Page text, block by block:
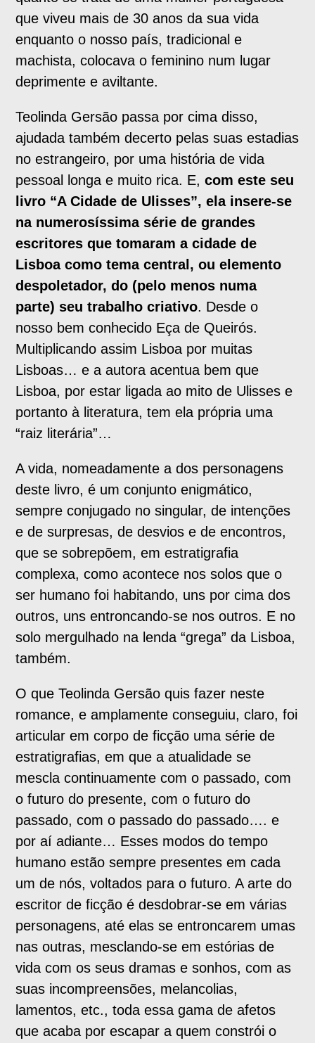
que viveu mais de 30 anos da sua vida
enquanto o nosso país, tradicional e
machista, colocava o feminino num lugar
deprimente e aviltante.
Teolinda Gersão passa por cima disso,
ajudada também decerto pelas suas estadias
no estrangeiro, por uma história de vida
pessoal longa e muito rica. E,com este seu
livro “A Cidade de Ulisses”, ela insere-se
na numerosíssima série de grandes
escritores que tomaram a cidade de
Lisboa como tema central, ou elemento
despoletador, do (pelo menos numa
parte) seu trabalho criativo. Desde o
nosso bem conhecido Eça de Queirós.
Multiplicando assim Lisboa por muitas
Lisboas… e a autora acentua bem que
Lisboa, por estar ligada ao mito de Ulisses e
portanto à literatura, tem ela própria uma
“raiz literária”…
A vida, nomeadamente a dos personagens
deste livro, é um conjunto enigmático,
sempre conjugado no singular, de intenções
e de surpresas, de desvios e de encontros,
que se sobrepõem, em estratigrafia
complexa, como acontece nos solos que o
ser humano foi habitando, uns por cima dos
outros, uns entroncando-se nos outros. E no
solo mergulhado na lenda “grega” da Lisboa,
também.
O que Teolinda Gersão quis fazer neste
romance, e amplamente conseguiu, claro, foi
articular em corpo de ficção uma série de
estratigrafias, em que a atualidade se
mescla continuamente com o passado, com
o futuro do presente, com o futuro do
passado, com o passado do passado…. e
por aí adiante… Esses modos do tempo
humano estão sempre presentes em cada
um de nós, voltados para o futuro. A arte do
escritor de ficção é desdobrar-se em várias
personagens, até elas se entroncarem umas
nas outras, mesclando-se em estórias de
vida com os seus dramas e sonhos, com as
suas incompreensões, melancolias,
lamentos, etc., toda essa gama de afetos
que acaba por escapar a quem constrói o